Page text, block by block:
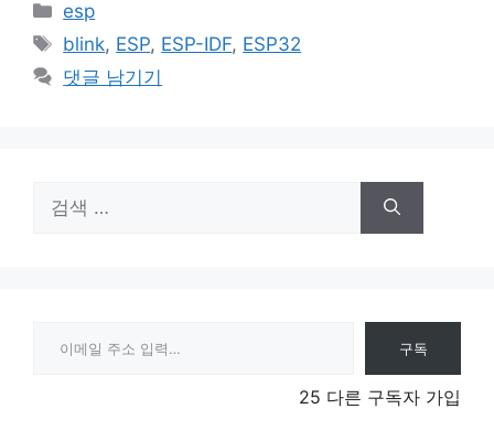
카
테
리
esp
태
그
blink, ESP, ESP-IDF, ESP32
댓글 남기기
색:
구독
25 다른 구독자 가입